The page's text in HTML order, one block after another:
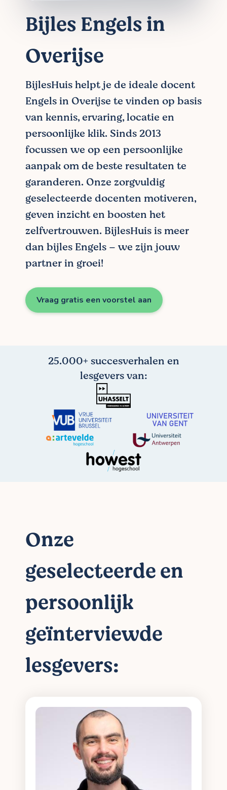
Bijles Engels in
Overijse
BijlesHuis helpt je de ideale docent
Engels in Overijse te vinden op basis
van kennis, ervaring, locatie en
persoonlijke klik. Sinds 2013
focussen we op een persoonlijke
aanpak om de beste resultaten te
garanderen. Onze zorgvuldig
geselecteerde docenten motiveren,
geven inzicht en boosten het
zelfvertrouwen. BijlesHuis is meer
dan bijles Engels – we zijn jouw
partner in groei!
Vraag gratis een voorstel aan
25.000+ succesverhalen en
lesgevers van:
Onze
geselecteerde en
persoonlijk
geïnterviewde
lesgevers: